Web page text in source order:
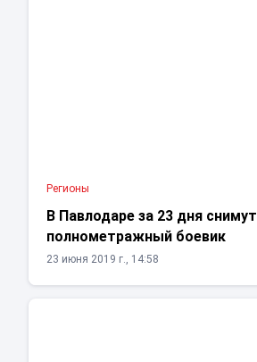
Регионы
В Павлодаре за 23 дня снимут
полнометражный боевик
23 июня 2019 г., 14:58